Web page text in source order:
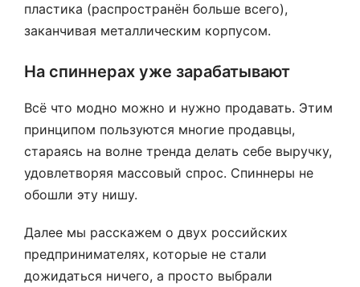
пластика (распространён больше всего),
заканчивая металлическим корпусом.
На спиннерах уже зарабатывают
Всё что модно можно и нужно продавать. Этим
принципом пользуются многие продавцы,
стараясь на волне тренда делать себе выручку,
удовлетворяя массовый спрос. Спиннеры не
обошли эту нишу.
Далее мы расскажем о двух российских
предпринимателях, которые не стали
дожидаться ничего, а просто выбрали